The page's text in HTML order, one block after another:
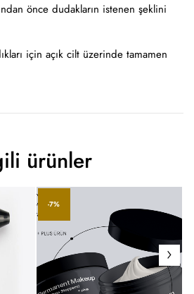
önce dudakların istenen şeklini
için açık cilt üzerinde tamamen
ürünler
-7%